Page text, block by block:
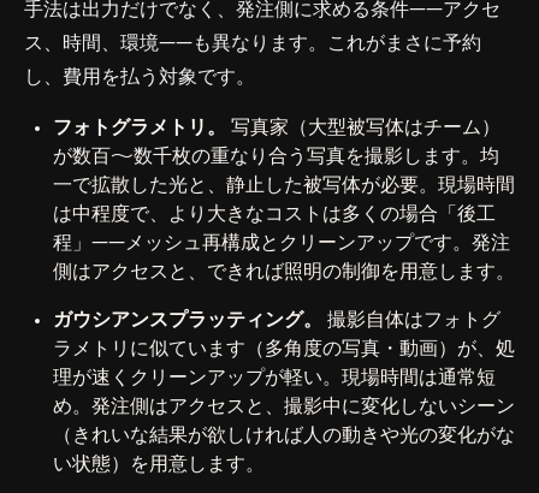
手法は出力だけでなく、発注側に求める条件——アクセ
ス、時間、環境——も異なります。これがまさに予約
し、費用を払う対象です。
フォトグラメトリ。
写真家（大型被写体はチーム）
が数百〜数千枚の重なり合う写真を撮影します。均
一で拡散した光と、静止した被写体が必要。現場時間
は中程度で、より大きなコストは多くの場合「後工
程」——メッシュ再構成とクリーンアップです。発注
側はアクセスと、できれば照明の制御を用意します。
ガウシアンスプラッティング。
撮影自体はフォトグ
ラメトリに似ています（多角度の写真・動画）が、処
理が速くクリーンアップが軽い。現場時間は通常短
め。発注側はアクセスと、撮影中に変化しないシーン
（きれいな結果が欲しければ人の動きや光の変化がな
い状態）を用意します。